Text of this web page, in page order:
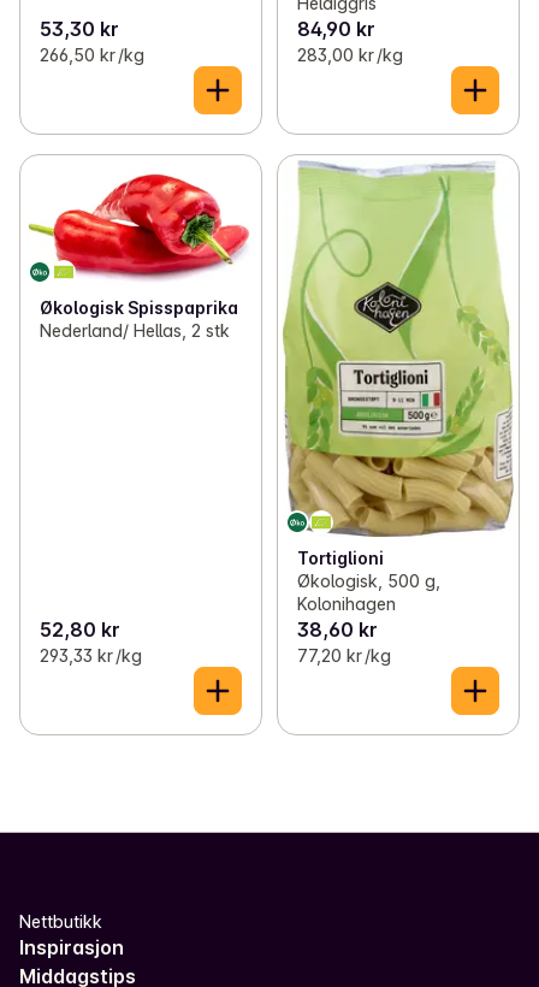
53,30 kr
266,50 kr /kg
84,90 kr
283,00 kr /kg
Økologisk Spisspaprika
Nederland/ Hellas, 2 stk
52,80 kr
293,33 kr /kg
Tortiglioni
Økologisk, 500 g,
Kolonihagen
38,60 kr
77,20 kr /kg
Nettbutikk
Inspirasjon
Middagstips